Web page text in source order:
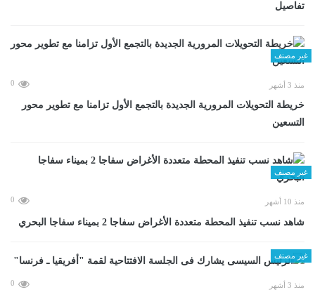
تفاصيل
غير مصنف
منذ 3 أشهر 0
خريطة التحويلات المرورية الجديدة بالتجمع الأول تزامنا مع تطوير محور
التسعين
غير مصنف
منذ 10 أشهر 0
شاهد نسب تنفيذ المحطة متعددة الأغراض سفاجا 2 بميناء سفاجا البحري
غير مصنف
منذ 3 أشهر 0